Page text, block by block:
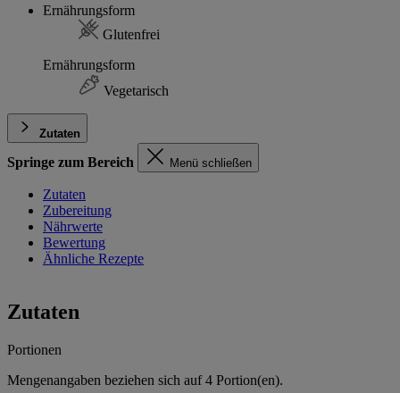
Ernährungsform
Glutenfrei
Ernährungsform
Vegetarisch
Zutaten
Springe zum Bereich Menü schließen
Zutaten
Zubereitung
Nährwerte
Bewertung
Ähnliche Rezepte
Zutaten
Portionen
Mengenangaben beziehen sich auf4 Portion(en).